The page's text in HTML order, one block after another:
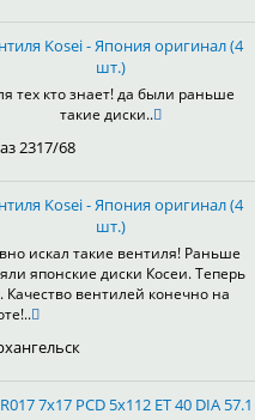
Kosei - Япония оригинал (4
шт.)
тех кто знает! да были раньше
такие диски..
2317/68
Kosei - Япония оригинал (4
шт.)
искал такие вентиля! Раньше
японские диски Косеи. Теперь
Качество вентилей конечно на
7x17 PCD 5x112 ET 40 DIA 57.1